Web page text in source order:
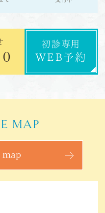
いたしますが、何
者・矯正歯科
です。
させていただき
初診専用
WEB予約
MAP
map